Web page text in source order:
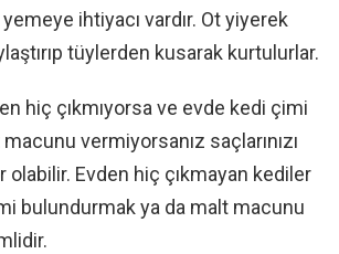
ihtiyacı vardır. Ot yiyerek
tüylerden kusarak kurtulurlar.
hiç çıkmıyorsa ve evde kedi çimi
vermiyorsanız saçlarınızı
olabilir. Evden hiç çıkmayan kediler
bulundurmak ya da malt macunu